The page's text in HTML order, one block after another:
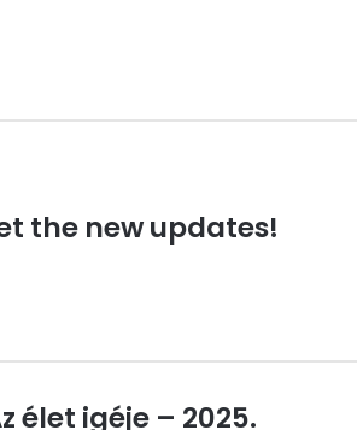
the new updates!
élet igéje – 2025.